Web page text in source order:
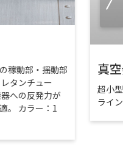
稼動部・揺動部
タンチュー
への反発力が
。 カラー：1
真
超小
ライ